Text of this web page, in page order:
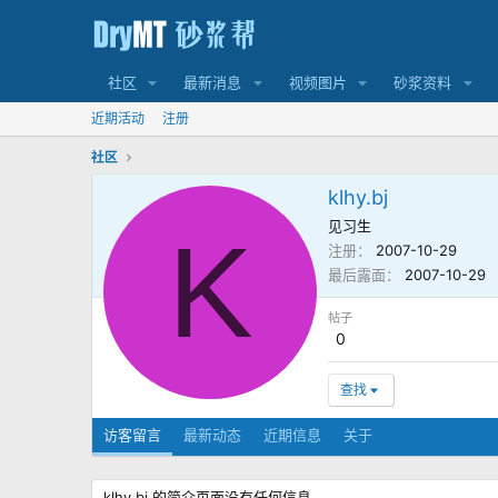
社区 最新消息 视频图片 砂浆资料
近期活动 注册
社区
K
klhy.bj
见习生
注册
2007-10-29
最后露面
2007-10-29
帖子
0
查找
访客留言 最新动态 近期信息 关于